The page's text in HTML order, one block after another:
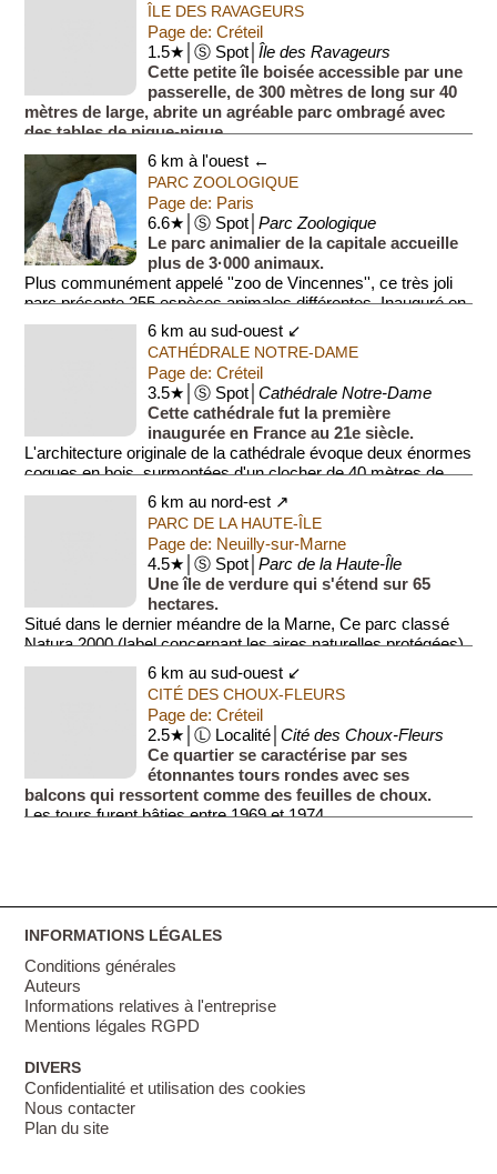
ÎLE DES RAVAGEURS
Page de: Créteil
1.5★│Ⓢ Spot│Île des Ravageurs
Cette petite île boisée accessible par une
passerelle, de 300 mètres de long sur 40
mètres de large, abrite un agréable parc ombragé avec
des tables de pique-nique.
6 km à l'ouest ←
PARC ZOOLOGIQUE
Page de: Paris
6.6★│Ⓢ Spot│Parc Zoologique
Le parc animalier de la capitale accueille
plus de 3·000 animaux.
Plus communément appelé ''zoo de Vincennes'', ce très joli
parc présente 255 espèces animales différentes. Inauguré en
1934, il fit...
6 km au sud-ouest ↙
CATHÉDRALE NOTRE-DAME
Page de: Créteil
3.5★│Ⓢ Spot│Cathédrale Notre-Dame
Cette cathédrale fut la première
inaugurée en France au 21e siècle.
L'architecture originale de la cathédrale évoque deux énormes
coques en bois, surmontées d'un clocher de 40 mètres de
haut. La...
6 km au nord-est ↗
PARC DE LA HAUTE-ÎLE
Page de: Neuilly-sur-Marne
4.5★│Ⓢ Spot│Parc de la Haute-Île
Une île de verdure qui s'étend sur 65
hectares.
Situé dans le dernier méandre de la Marne, Ce parc classé
Natura 2000 (label concernant les aires naturelles protégées)
présente une grande friche c...
6 km au sud-ouest ↙
CITÉ DES CHOUX-FLEURS
Page de: Créteil
2.5★│Ⓛ Localité│Cité des Choux-Fleurs
Ce quartier se caractérise par ses
étonnantes tours rondes avec ses
balcons qui ressortent comme des feuilles de choux.
Les tours furent bâties entre 1969 et 1974.
INFORMATIONS LÉGALES
Conditions générales
Auteurs
Informations relatives à l'entreprise
Mentions légales RGPD
DIVERS
Confidentialité et utilisation des cookies
Nous contacter
Plan du site